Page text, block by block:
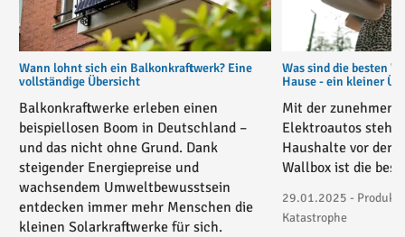
Wann lohnt sich ein Balkonkraftwerk? Eine
vollständige Übersicht
Balkonkraftwerke erleben einen
beispiellosen Boom in Deutschland –
und das nicht ohne Grund. Dank
steigender Energiepreise und
wachsendem Umweltbewusstsein
entdecken immer mehr Menschen die
kleinen Solarkraftwerke für sich.
Was sind die besten
Hause - ein kleiner
Mit der
Elektroautos
Haushalte vor der
Wallbox ist die
29.01.2025 -
Katastrophe